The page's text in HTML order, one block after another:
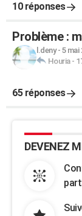
10 réponses
Problème :
l.deny- 5 mai
Houria-
65 réponses
DEVENEZ